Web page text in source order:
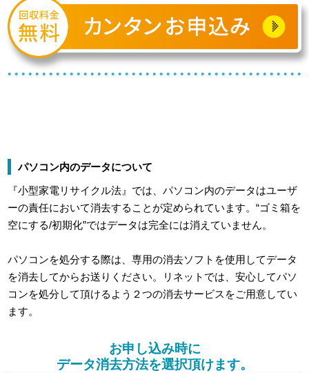
パソコン内のデータについて
『小型家電リサイクル法』では、パソコン内のデータはユーザ
ーの責任において消去することが定められています。“ゴミ箱を
空にする/初期化”ではデータは完全には消えていません。
パソコンを処分する際は、専用の消去ソフトを使用してデータ
を消去してからお送りください。リネットでは、安心してパソ
コンを処分して頂けるよう２つの消去サービスをご用意してい
ます。
お申し込み時に
データ消去方法を選択頂けます。